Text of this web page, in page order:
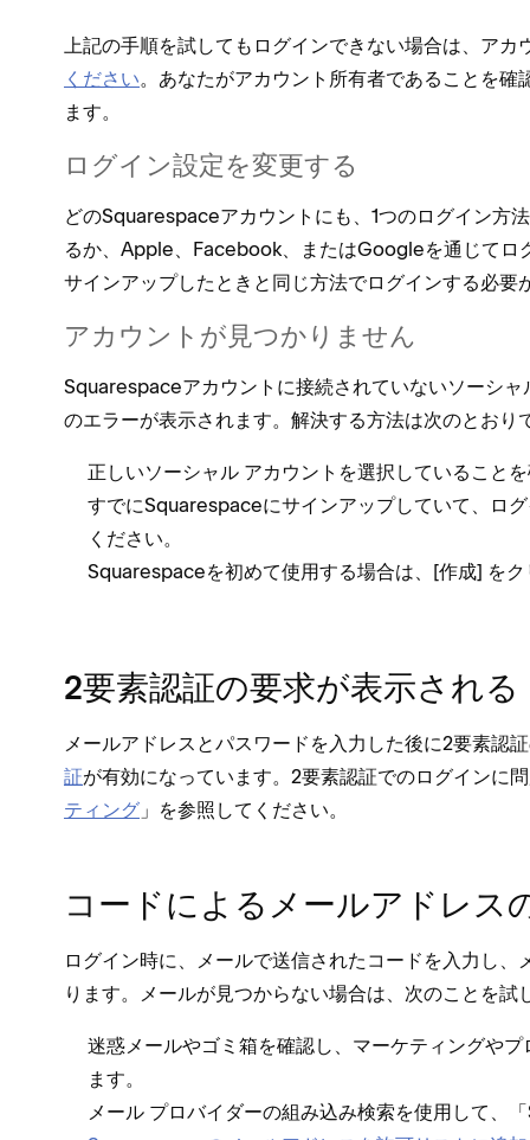
上記の手順を試してもログインできない場合は⁠、ア
ください。あなたがアカウント所有者であることを
ます⁠。
ログイン設定を変更する
どのSquarespaceアカウントにも⁠、1つのログイン方
るか⁠、Apple⁠、Facebook⁠、またはGoogleを通じてロ
サインア⁠ップしたときと同じ方法でログインする必要
アカウントが見つかりません
Squarespaceアカウントに接続されていないソ⁠ーシ⁠
のエラ⁠ーが表示されます⁠。解決する方法は次のとおり
正しいソ⁠ーシ⁠ャル アカウントを選択していること
すでにSquarespaceにサインア⁠ップしていて⁠、ロ
ください⁠。
Squarespaceを初めて使用する場合は⁠、[⁠作成⁠] をク
2要素認証の要求が表示される
メ⁠ールアドレスとパスワ⁠ードを入力した後に2要素認
証が有効にな⁠っています⁠。2要素認証でのログインに
テ⁠ィング ⁠」を参照してください⁠。
コ⁠ードによるメ⁠ールアドレス
ログイン時に⁠、メ⁠ールで送信されたコ⁠ードを入力し⁠
ります⁠。メ⁠ールが見つからない場合は⁠、次のことを試
迷惑メ⁠ールやゴミ箱を確認し⁠、マ⁠ーケテ⁠ィングや
ます⁠。
メ⁠ール プロバイダ⁠ーの組み込み検索を使用して⁠、